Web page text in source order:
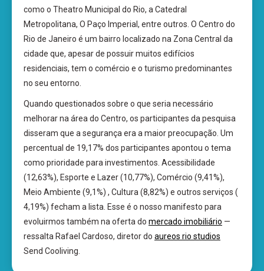
como o Theatro Municipal do Rio, a Catedral
Metropolitana, O Paço Imperial, entre outros. O Centro do
Rio de Janeiro é um bairro localizado na Zona Central da
cidade que, apesar de possuir muitos edifícios
residenciais, tem o comércio e o turismo predominantes
no seu entorno.
Quando questionados sobre o que seria necessário
melhorar na área do Centro, os participantes da pesquisa
disseram que a segurança era a maior preocupação. Um
percentual de 19,17% dos participantes apontou o tema
como prioridade para investimentos. Acessibilidade
(12,63%), Esporte e Lazer (10,77%), Comércio (9,41%),
Meio Ambiente (9,1%) , Cultura (8,82%) e outros serviços (
4,19%) fecham a lista. Esse é o nosso manifesto para
evoluirmos também na oferta do mercado imobiliário —
ressalta Rafael Cardoso, diretor do aureos rio studios
Send Cooliving.